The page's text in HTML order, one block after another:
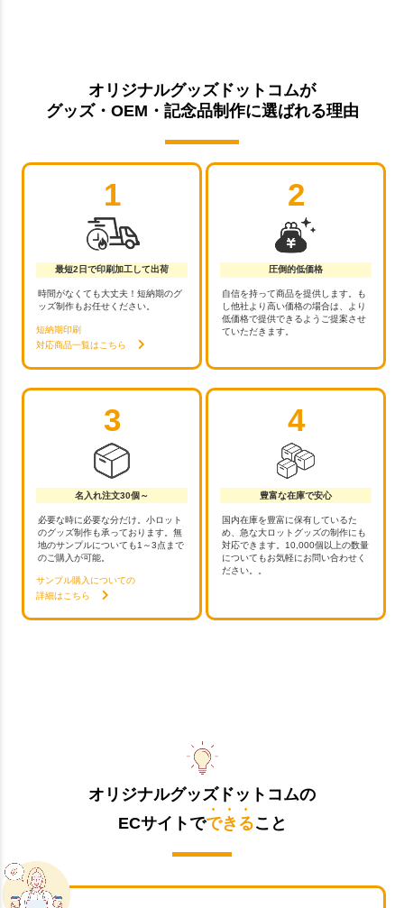
オリジナルグッズドットコムが
グッズ・OEM・記念品制作に選ばれる理由
1
最短2日で印刷加工して出荷
時間がなくても大丈夫！短納期のグ
ッズ制作もお任せください。
短納期印刷
対応商品一覧はこちら
2
圧倒的低価格
自信を持って商品を提供します。も
し他社より高い価格の場合は、より
低価格で提供できるようご提案させ
ていただきます。
3
名入れ注文30個～
必要な時に必要な分だけ。小ロット
のグッズ制作も承っております。無
地のサンプルについても1～3点まで
のご購入が可能。
サンプル購入についての
詳細はこちら
4
豊富な在庫で安心
国内在庫を豊富に保有しているた
め、急な大ロットグッズの制作にも
対応できます。10,000個以上の数量
についてもお気軽にお問い合わせく
ださい。。
オリジナルグッズドットコムの
ECサイトでできること